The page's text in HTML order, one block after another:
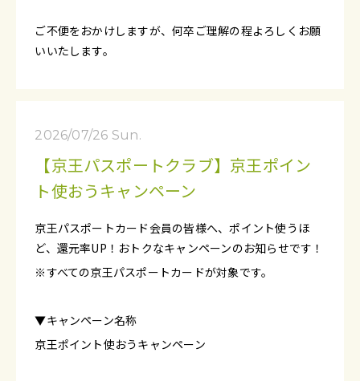
ご不便をおかけしますが、何卒ご理解の程よろしくお願
いいたします。
2026/07/26 Sun.
【京王パスポートクラブ】京王ポイン
ト使おうキャンペーン
京王パスポートカード会員の皆様へ、ポイント使うほ
ど、還元率UP！おトクなキャンペーンのお知らせです！
※すべての京王パスポートカードが対象です。
▼キャンペーン名称
京王ポイント使おうキャンペーン